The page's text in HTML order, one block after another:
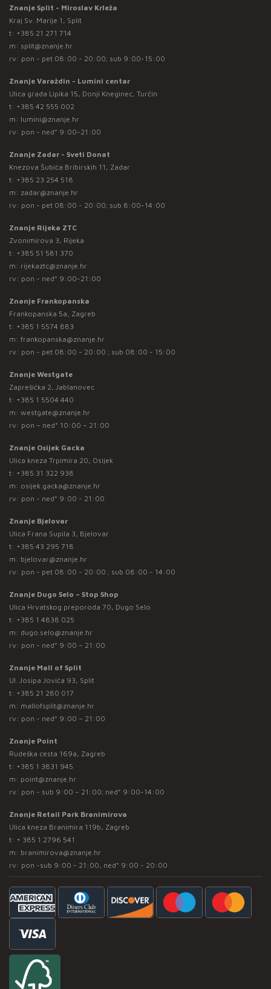
Znanje Split - Miroslav Krleža
Kraj Sv. Marije 1, Split
t: +385 21 271 714
m: split@znanje.hr
rv: pon - pet 08:00 - 20:00; sub 9:00-15:00
Znanje Varaždin - Lumini centar
Ulica grada Lipika 15, Donji Kneginec, Turčin
t: +385 42 555 002
m: lumini@znanje.hr
rv: pon - ned* 9:00-21:00
Znanje Zadar - Sveti Donat
Knezova Šubića Bribirskih 11, Zadar
t: +385 23 254 518
m: zadar@znanje.hr
rv: pon - pet 08:00 - 20:00; sub 8:00-14:00
Znanje Rijeka ZTC
Zvonimirova 3, Rijeka
t: +385 51 581 370
m: rijekaztc@znanje.hr
rv: pon - ned* 9:00-21:00
Znanje Frankopanska
Frankopanska 5a, Zagreb
t: +385 1 5574 883
m: frankopanska@znanje.hr
rv: pon - pet 08:00 - 20:00 ; sub 08:00 - 15:00
Znanje Westgate
Zaprešićka 2, Jablanovec
t: +385 1 5504 440
m: westgate@znanje.hr
rv: pon – ned* 10:00 – 21:00
Znanje Osijek Gacka
Ulica kneza Trpimira 20, Osijek
t: +385 31 322 938
m: osijek.gacka@znanje.hr
rv: pon - ned* 9:00 - 21:00
Znanje Bjelovar
Ulica Frana Supila 3, Bjelovar
t: +385 43 295 718
m: bjelovar@znanje.hr
rv: pon - pet 08:00 - 20:00 ; sub 08:00 - 14:00
Znanje Dugo Selo – Stop Shop
Ulica Hrvatskog preporoda 70, Dugo Selo
t: +385 1 4838 025
m: dugo.selo@znanje.hr
rv: pon - ned* 9:00 – 21:00
Znanje Mall of Split
Ul. Josipa Jovića 93, Split
t: +385 21 280 017
m: mallofsplit@znanje.hr
rv: pon - ned* 9:00 – 21:00
Znanje Point
Rudeška cesta 169a, Zagreb
t: +385 1 3831 945
m: point@znanje.hr
rv: pon - sub 9:00 – 21:00; ned* 9:00-14:00
Znanje Retail Park Branimirova
Ulica kneza Branimira 119b, Zagreb
t: + 385 1 2796 541
m: branimirova@znanje.hr
rv: pon -sub 9:00 - 21:00, ned* 9:00 - 20:00